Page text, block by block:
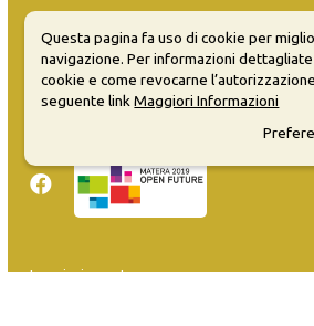
MATERA WELCOME EVENTS
Opendata
Privacy
Inserisci evento
Questa pagina fa uso di cookie per
navigazione. Per informazioni dettagliate
cookie e come revocarne
seguente linkMaggiori Informazioni